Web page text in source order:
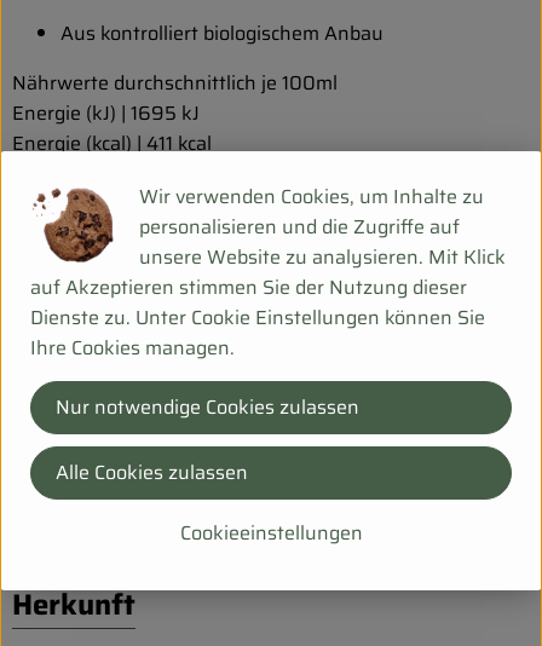
Aus kontrolliert biologischem Anbau
Nährwerte durchschnittlich je 100ml
Energie (kJ) | 1695 kJ
Energie (kcal) | 411 kcal
davon gesättigte Fettsäuren | 3,8 g
Kohlenhydrate | 2,5 g
davon Zucker | 2,5 g
Eiweiß | 4,5 g
Salz | 6,25 g
Kann Spuren von Sellerie, Senf, Fisch und Erdnuss
enthalten.
Produktinformationen
Herkunft
Wir verwenden Cookies, um Inhalte zu
personalisieren und die Zugriffe auf
unsere Website zu analysieren. Mit Klick
auf Akzeptieren stimmen Sie der Nutzung dieser
Dienste zu. Unter Cookie Einstellungen können Sie
Ihre Cookies managen.
Cookieeinstellungen
Nur notwendige Cookies zulassen
Alle Cookies zulassen